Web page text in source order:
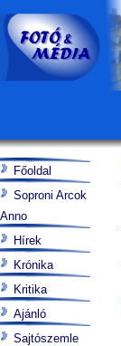
Főoldal
Soproni Arcok
Anno
Hírek
Krónika
Kritika
Ajánló
Sajtószemle